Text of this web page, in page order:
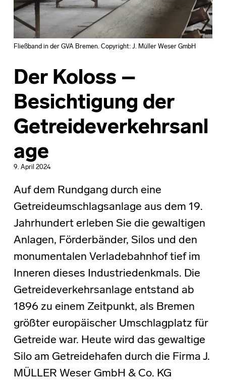
Fließband in der GVA Bremen. Copyright: J. Müller Weser GmbH
Der Koloss –
Besichtigung der
Getreideverkehrsanl
age
9. April 2024
Auf dem Rundgang durch eine
Getreideumschlagsanlage aus dem 19.
Jahrhundert erleben Sie die gewaltigen
Anlagen, Förderbänder, Silos und den
monumentalen Verladebahnhof tief im
Inneren dieses Industriedenkmals. Die
Getreideverkehrsanlage entstand ab
1896 zu einem Zeitpunkt, als Bremen
größter europäischer Umschlagplatz für
Getreide war. Heute wird das gewaltige
Silo am Getreidehafen durch die Firma J.
MÜLLER Weser GmbH & Co. KG